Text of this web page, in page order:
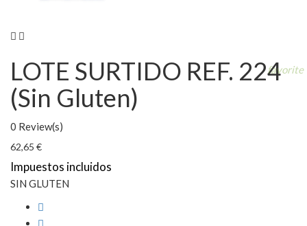
 
LOTE SURTIDO REF. 224
(Sin Gluten)
0 Review(s)
62,65 €
Impuestos incluidos
SIN GLUTEN
favorite